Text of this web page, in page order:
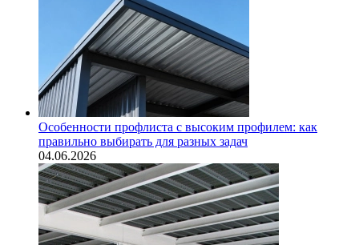
Особенности профлиста с высоким профилем: как
правильно выбирать для разных задач
04.06.2026